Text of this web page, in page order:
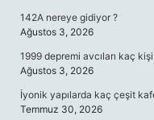
142A nereye gidiyor ?
Ağustos 3, 2026
1999 depremi avcıları kaç
Ağustos 3, 2026
İyonik yapılarda kaç çeşit
Temmuz 30, 2026